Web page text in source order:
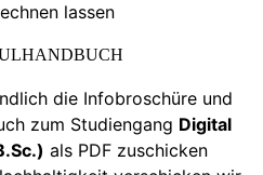
lassen
die Infobroschüre und
zum Studiengang Digital
als PDF zuschicken